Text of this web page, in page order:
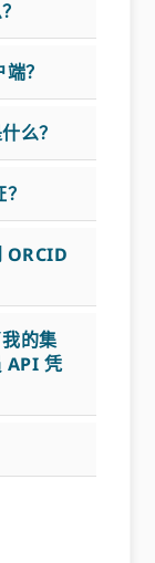
？
么？
ORCID
的集
API 凭